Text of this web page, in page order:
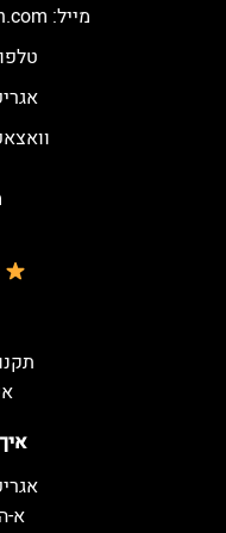
אגריפס 64,
א-ה 8:30–20:30
מייל:
טלפון: 02-
אגריפס 64,
וואצאפ: 054-